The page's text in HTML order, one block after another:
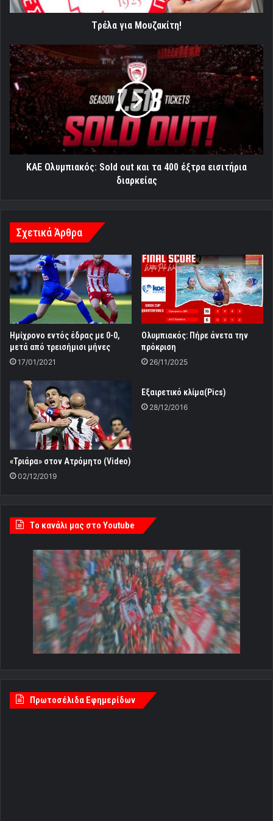
Tρέλα για Μουζακίτη!
ΚΑΕ
Ολυμπιακός:
Sold
out
και
τα
400
έξτρα
εισιτήρια
διαρκείαςΚΑΕ Ολυμπιακός: Sold out και τα 400 έξτρα εισιτήρια
διαρκείας
Σχετικά Άρθρα
Ημίχρονο εντός έδρας με 0-0,
μετά από τρεισήμισι μήνες
17/01/2021
Ολυμπιακός: Πήρε άνετα την
πρόκριση
26/11/2025
«Τριάρα» στον Ατρόμητο (Video)
02/12/2019
Εξαιρετικό κλίμα(Pics)
28/12/2016
Tο κανάλι μας στο Youtube
Πρωτοσέλιδα Εφημερίδων